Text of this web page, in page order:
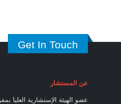
Get In Touch
عن المستشار
عضو الهيئة الإستشارية العليا